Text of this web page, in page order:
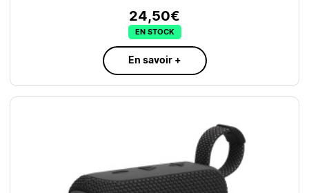
24,50€
EN STOCK
En savoir +